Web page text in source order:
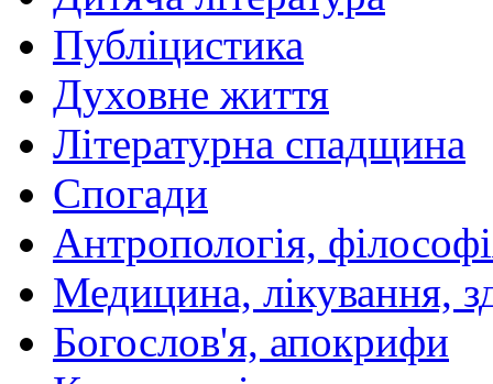
Публіцистика
Духовне життя
Літературна спадщина
Спогади
Антропологія,
Медицина, лікування,
Богослов'я, апокрифи